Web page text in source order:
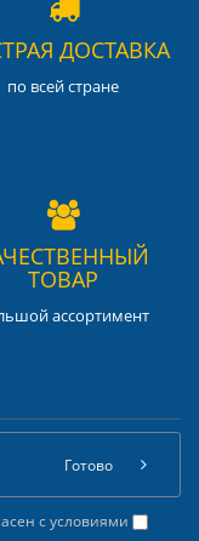
ДОСТАВКА
по всей стране
ТОВАР
ассортимент
с условиями
Готово